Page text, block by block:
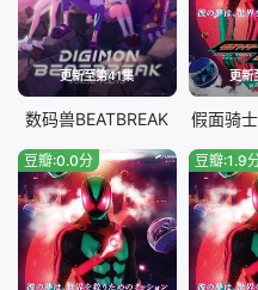
更新至第41集
数码兽BEATBREAK
更新
假面骑
豆瓣:0.0分 豆瓣:1.9